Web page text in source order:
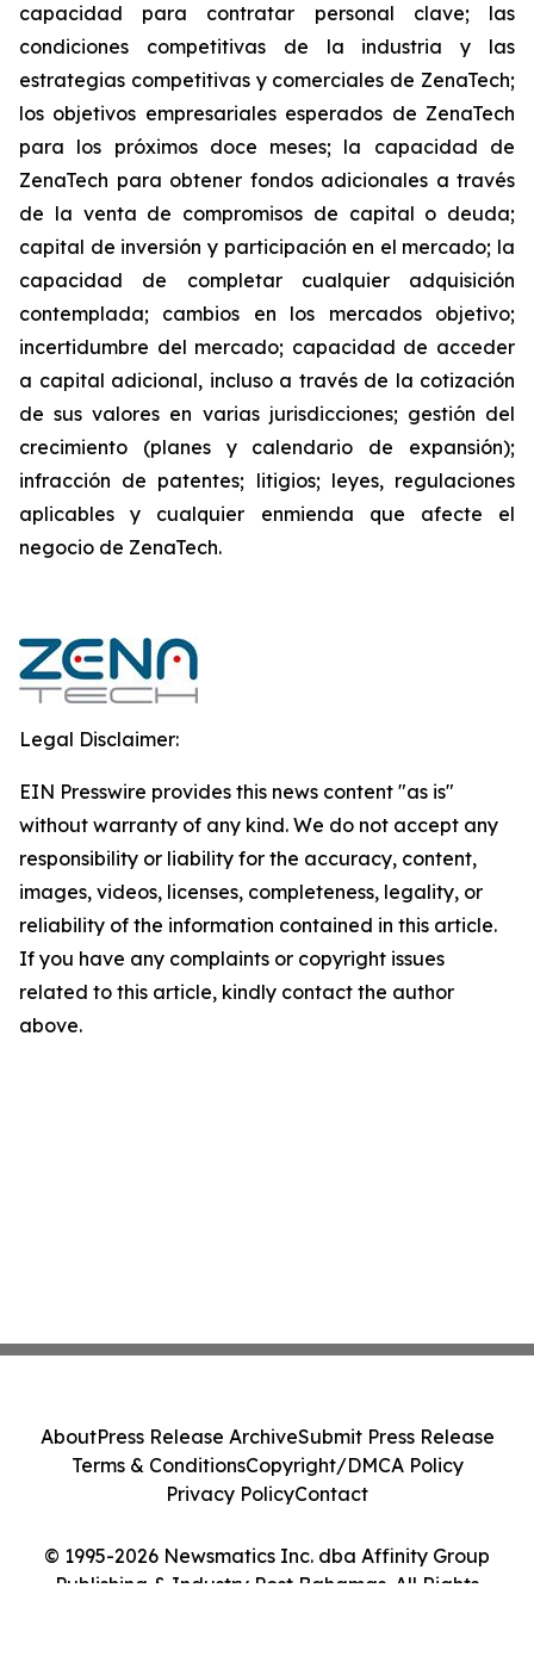
capacidad para contratar personal clave; las
condiciones competitivas de la industria y las
estrategias competitivas y comerciales de ZenaTech;
los objetivos empresariales esperados de ZenaTech
para los próximos doce meses; la capacidad de
ZenaTech para obtener fondos adicionales a través
de la venta de compromisos de capital o deuda;
capital de inversión y participación en el mercado; la
capacidad de completar cualquier adquisición
contemplada; cambios en los mercados objetivo;
incertidumbre del mercado; capacidad de acceder
a capital adicional, incluso a través de la cotización
de sus valores en varias jurisdicciones; gestión del
crecimiento (planes y calendario de expansión);
infracción de patentes; litigios; leyes, regulaciones
aplicables y cualquier enmienda que afecte el
negocio de ZenaTech.
Legal Disclaimer:
EIN Presswire provides this news content "as is"
without warranty of any kind. We do not accept any
responsibility or liability for the accuracy, content,
images, videos, licenses, completeness, legality, or
reliability of the information contained in this article.
If you have any complaints or copyright issues
related to this article, kindly contact the author
above.
© 1995-2026 Newsmatics Inc. dba Affinity Group
Publishing & Industry Post Bahamas. All Rights
AboutPress Release ArchiveSubmit Press Release
Terms & ConditionsCopyright/DMCA Policy
Privacy PolicyContact